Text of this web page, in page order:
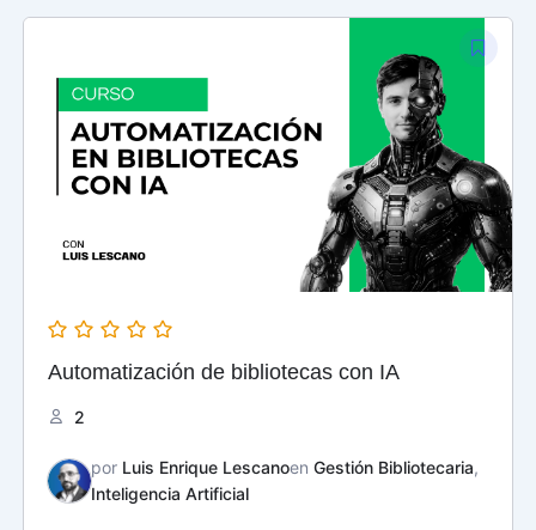
Automatización de bibliotecas con IA
2
por Luis Enrique Lescanoen Gestión Bibliotecaria,
Inteligencia Artificial
original
era:
$ 149,00.
actual
es:
$ 60,00.